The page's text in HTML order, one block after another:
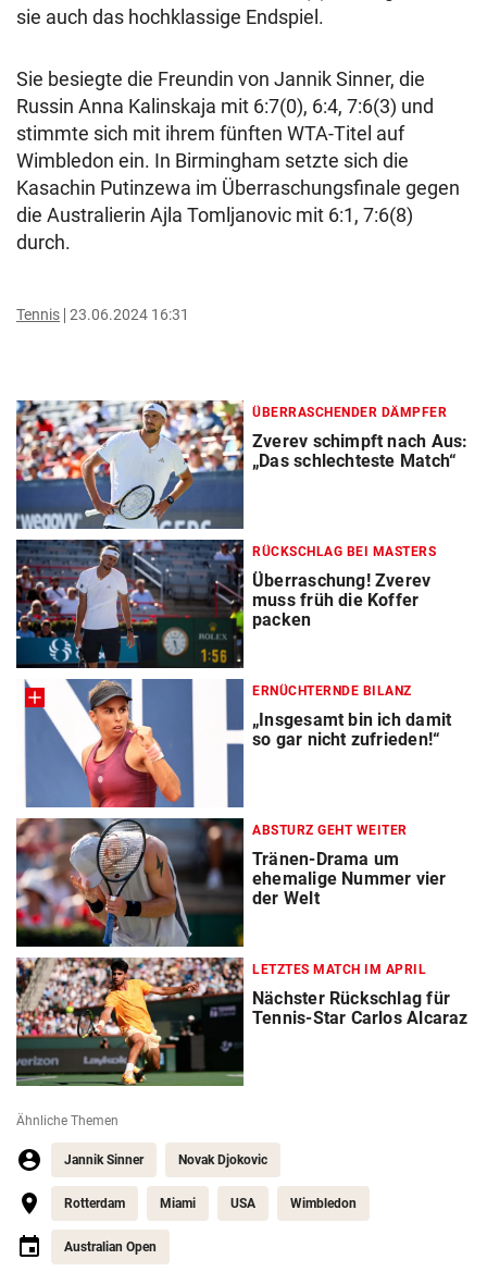
sie auch das hochklassige Endspiel.
Sie besiegte die Freundin von Jannik Sinner, die
Russin Anna Kalinskaja mit 6:7(0), 6:4, 7:6(3) und
stimmte sich mit ihrem fünften WTA-Titel auf
Wimbledon ein. In Birmingham setzte sich die
Kasachin Putinzewa im Überraschungsfinale gegen
die Australierin Ajla Tomljanovic mit 6:1, 7:6(8)
durch.
Tennis 23.06.2024 16:31
ÜBERRASCHENDER DÄMPFER
Zverev schimpft nach Aus:
„Das schlechteste Match“
RÜCKSCHLAG BEI MASTERS
Überraschung! Zverev
muss früh die Koffer
packen
ERNÜCHTERNDE BILANZ
„Insgesamt bin ich damit
so gar nicht zufrieden!“
ABSTURZ GEHT WEITER
Tränen-Drama um
ehemalige Nummer vier
der Welt
LETZTES MATCH IM APRIL
Nächster Rückschlag für
Tennis-Star Carlos Alcaraz
Ähnliche Themen
Jannik Sinner Novak Djokovic
Rotterdam Miami USA Wimbledon
Australian Open